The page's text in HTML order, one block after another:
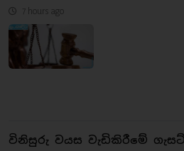
7 hours ago
විනිසුරු වයස වැඩිකිරීමේ